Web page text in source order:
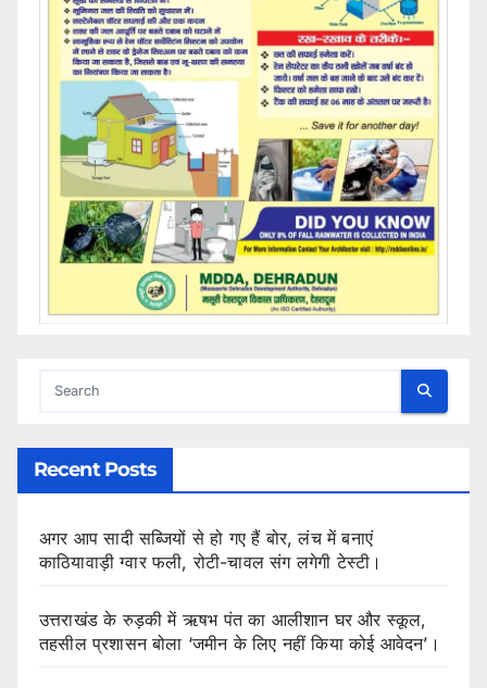
Recent Posts
अगर आप सादी सब्जियों से हो गए हैं बोर, लंच में बनाएं
काठियावाड़ी ग्वार फली, रोटी-चावल संग लगेगी टेस्टी।
उत्तराखंड के रुड़की में ऋषभ पंत का आलीशान घर और स्कूल,
तहसील प्रशासन बोला ‘जमीन के लिए नहीं किया कोई आवेदन’।